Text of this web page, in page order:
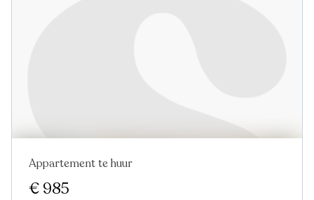
Nieuw
Appartement te huur
€ 985